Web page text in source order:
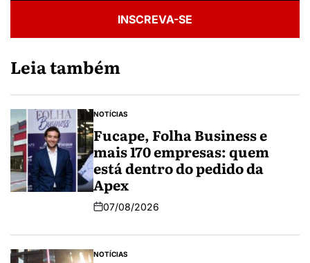
INSCREVA-SE
Leia também
NOTÍCIAS
Fucape, Folha Business e
mais 170 empresas: quem
está dentro do pedido da
Apex
07/08/2026
NOTÍCIAS